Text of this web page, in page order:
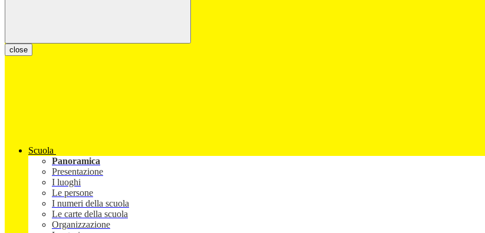
close
Scuola
Panoramica
Presentazione
I luoghi
Le persone
I numeri della scuola
Le carte della scuola
Organizzazione